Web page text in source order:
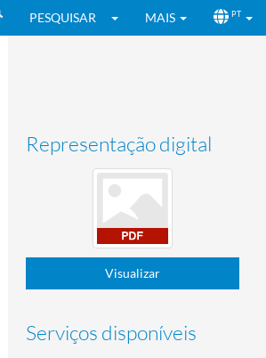
PESQUISAR MAIS PT
Representação digital
Visualizar
Serviços disponíveis